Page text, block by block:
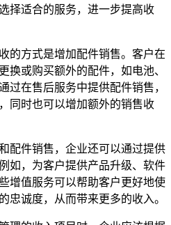
择适合的服务，进一步提高收
的方式是增加配件销售。客户在
换或购买额外的配件，如电池、
过在售后服务中提供配件销售，
同时也可以增加额外的销售收
配件销售，企业还可以通过提供
如，为客户提供产品升级、软件
增值服务可以帮助客户更好地使
忠诚度，从而带来更多的收入。